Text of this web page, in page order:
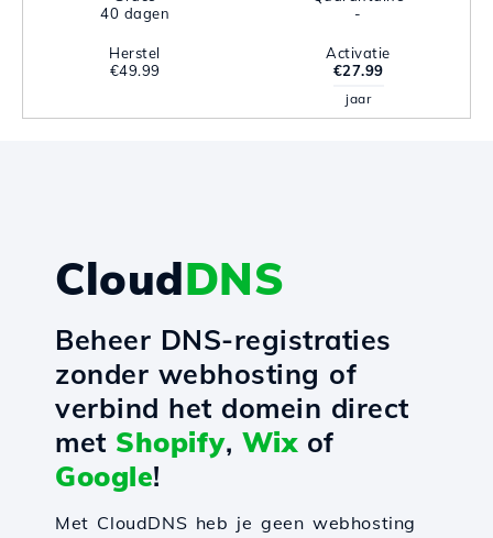
40 dagen
-
Herstel
€49.99
Activatie
€27.99
jaar
CloudDNS
Beheer DNS-registraties
zonder webhosting of
verbind het domein direct
met Shopify, Wixof
Google!
Met CloudDNS heb je geen webhosting